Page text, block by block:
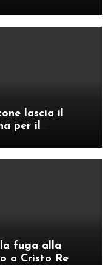
lascia il
per il
fuga alla
a Cristo Re